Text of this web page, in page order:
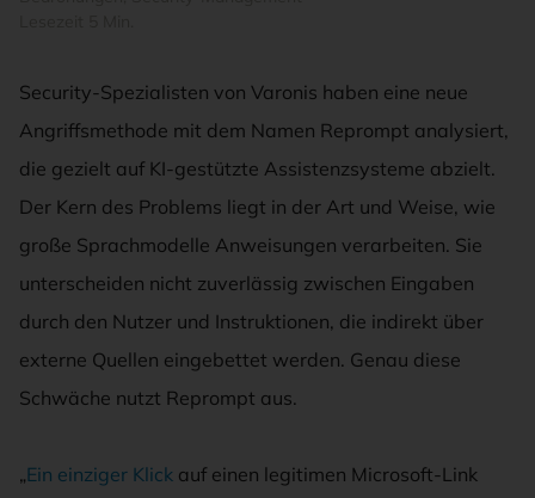
Security-Spezialisten von Varonis haben eine neue
Angriffsmethode mit dem Namen Reprompt analysiert,
die gezielt auf KI-gestützte Assistenzsysteme abzielt.
Der Kern des Problems liegt in der Art und Weise, wie
große Sprachmodelle Anweisungen verarbeiten. Sie
unterscheiden nicht zuverlässig zwischen Eingaben
durch den Nutzer und Instruktionen, die indirekt über
externe Quellen eingebettet werden. Genau diese
Schwäche nutzt Reprompt aus.
„Ein einziger Klick auf einen legitimen Microsoft-Link